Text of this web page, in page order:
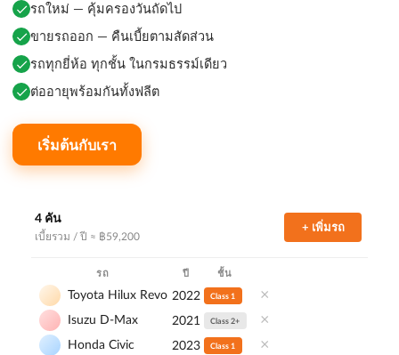
รถใหม่ — คุ้มครองวันถัดไป
ขายรถออก — คืนเบี้ยตามสัดส่วน
รถทุกยี่ห้อ ทุกชั้น ในกรมธรรม์เดียว
ต่ออายุพร้อมกันทั้งฟลีต
เริ่มต้นกับเรา
4 คัน
เบี้ยรวม / ปี ≈ ฿59,200
+ เพิ่มรถ
รถ ปี ชั้น
Toyota Hilux Revo 2022 Class 1 ×
Isuzu D-Max 2021 Class 2+ ×
Honda Civic 2023 Class 1 ×